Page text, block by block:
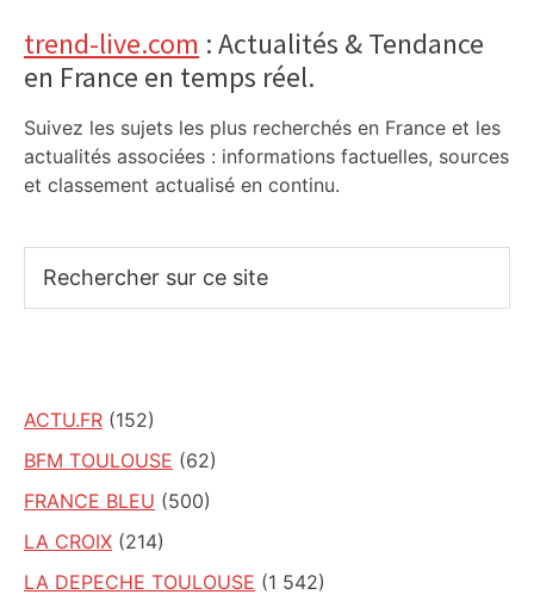
trend-live.com : Actualités & Tendance
en France en temps réel.
Suivez les sujets les plus recherchés en France et les
actualités associées : informations factuelles, sources
et classement actualisé en continu.
sur
ACTU.FR (152)
BFM TOULOUSE (62)
FRANCE BLEU (500)
LA CROIX (214)
LA DEPECHE TOULOUSE (1 542)